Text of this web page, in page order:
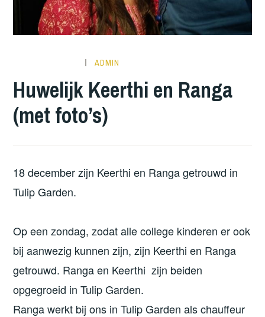
ADMIN
Huwelijk Keerthi en Ranga
(met foto’s)
18 december zijn Keerthi en Ranga getrouwd in
Tulip Garden.
Op een zondag, zodat alle college kinderen er ook
bij aanwezig kunnen zijn, zijn Keerthi en Ranga
getrouwd. Ranga en Keerthi zijn beiden
opgegroeid in Tulip Garden.
Ranga werkt bij ons in Tulip Garden als chauffeur